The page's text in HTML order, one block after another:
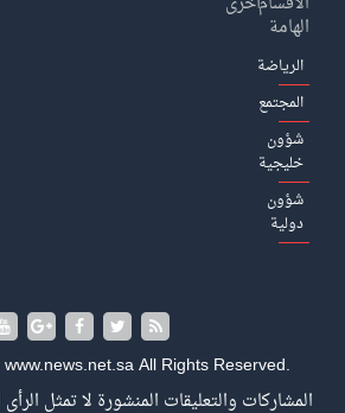
الهامة
الرياضة
المجتمع
شؤون
خليجية
شؤون
دولية
All Rights Reserved.
المشاركات والتعليقات المنشورة لا تمثل